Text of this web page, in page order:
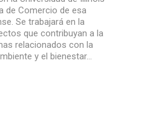
de Comercio de esa
Se trabajará en la
que contribuyan a la
relacionados con la
y el bienestar…